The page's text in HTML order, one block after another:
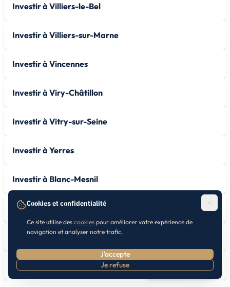
Prendre RDV
Investir à Villiers-le-Bel
Investir à Villiers-sur-Marne
Investir à Vincennes
Investir à Viry-Châtillon
Investir à Vitry-sur-Seine
Investir à Yerres
Investir à Blanc-Mesnil
Investir à Kremlin-Bicêtre
Investir à Pavillon-sous-Bois
Investir à Perreux-sur-Marne
Cookies et confidentialité
Ce site utilise des cookies pour améliorer votre expérience de
navigation et analyser notre trafic.
J'accepte
Je refuse